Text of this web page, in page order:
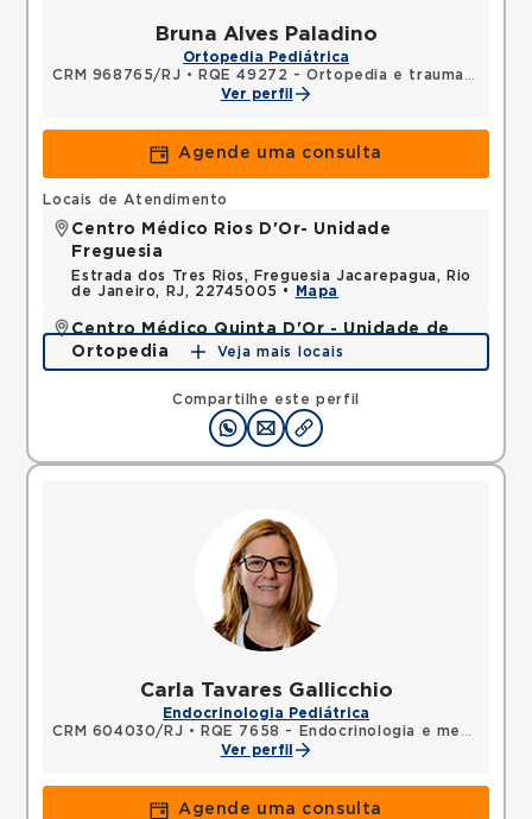
Bruna Alves Paladino
Ortopedia Pediátrica
CRM 968765/RJ •
RQE 49272 - Ortopedia e traumatologia
Ver perfil
Agende uma consulta
Compartilhe este perfil
Locais de Atendimento
Centro Médico Rios D'Or- Unidade
Freguesia
Estrada dos Tres Rios, Freguesia Jacarepagua, Rio
de Janeiro, RJ, 22745005 •
Mapa
Centro Médico Quinta D'Or - Unidade de
Ortopedia
Rua Almirante Baltazar, Sao Cristovao, Rio de
Janeiro, RJ, 20941150 •
Mapa
Veja mais locais
Carla Tavares Gallicchio
Endocrinologia Pediátrica
CRM 604030/RJ •
RQE 7658 - Endocrinologia e metabologia
Ver perfil
Agende uma consulta